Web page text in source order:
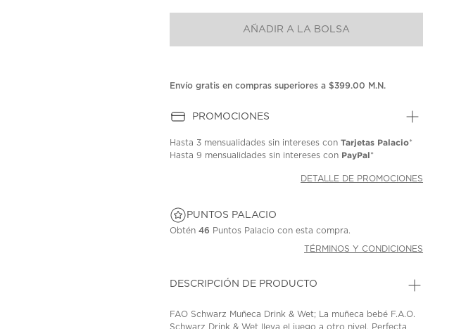
puntuación.
en
la
AÑADIR A LA BOLSA
Envío gratis en compras superiores a $399.00 M.N.
PROMOCIONES
Hasta 3 mensualidades sin intereses conTarjetas Palacio*
Hasta9 mensualidades sin intereses con PayPal*
DETALLE DE PROMOCIONES
PUNTOS PALACIO
Obtén46 Puntos Palacio con esta compra.
TÉRMINOS Y CONDICIONES
DESCRIPCIÓN DE PRODUCTO
FAO Schwarz Muñeca Drink & Wet; La muñeca bebé F.A.O.
Schwarz Drink & Wet lleva el juego a otro nivel. Perfecta